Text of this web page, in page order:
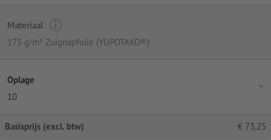
Materiaal
175 g/m² Zuignapfolie (YUPOTAKO®)
Oplage
10
Basisprijs (excl. btw) € 73,25